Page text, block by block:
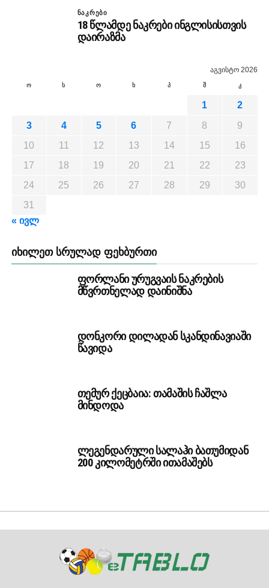
ᲜᲐᲙᲠᲔᲑᲘ
18 წლამდე ნაკრები ინგლისისთვის
დაირაზმა
აგვისტო 2026
ო ს ო ხ პ შ კ
1
2
3
4 5 6 7 8
9
10
11 12 13 14 15
16
17
18 19 20 21 22
23
24
25 26 27 28 29
30
31
« ივლ
ᲘᲮᲘᲚᲔᲗ ᲡᲠᲣᲚᲐᲓ ᲤᲔᲮᲑᲣᲠᲗᲘ
ფორლანი ურუგვაის ნაკრების
მწვრთნელად დაინიშნა
დონკორი დილადან სკანდინავიაში
წავიდა
თემურ ქეცბაია: თამაშის ჩაშლა
მინდოდა
ლეგენდარული სალაჰი ბათუმიდან
200 კილომეტრში ითამაშებს